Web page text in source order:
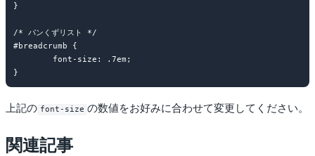
}
/* パンくずリスト */
#breadcrumb {
上記の font-size の数値をお好みに合わせて変更してください。
関連記事